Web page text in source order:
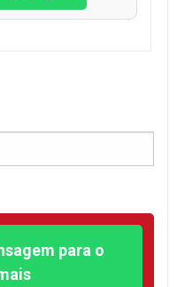
para o